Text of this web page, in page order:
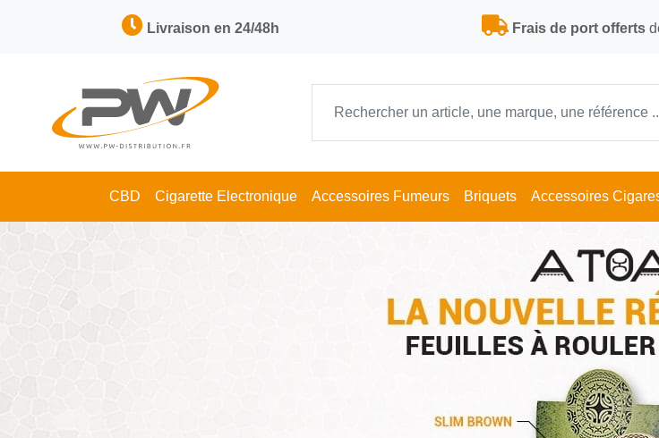
Livraison en 24/48h Frais de port offerts
CBD Cigarette Electronique Accessoires Fumeurs Briquets Accessoires